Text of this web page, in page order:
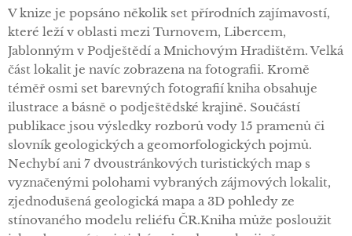
V knize je popsáno několik set přírodních zajímavostí,
které leží v oblasti mezi Turnovem, Libercem,
Jablonným v Podještědí a Mnichovým Hradištěm. Velká
část lokalit je navíc zobrazena na fotografii. Kromě
téměř osmi set barevných fotografií kniha obsahuje
ilustrace a básně o podještědské krajině. Součástí
publikace jsou výsledky rozborů vody 15 pramenů či
slovník geologických a geomorfologických pojmů.
Nechybí ani 7 dvoustránkových turistických map s
vyznačenými polohami vybraných zájmových lokalit,
zjednodušená geologická mapa a 3D pohledy ze
stínovaného modelu reliéfu ČR.Kniha může posloužit